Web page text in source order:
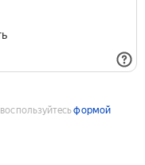
формой